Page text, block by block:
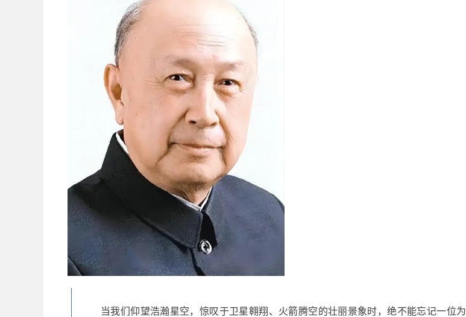
当我们仰望浩瀚星空，惊叹于卫星翱翔、火箭腾空的壮丽景象时，绝不能忘记一位为